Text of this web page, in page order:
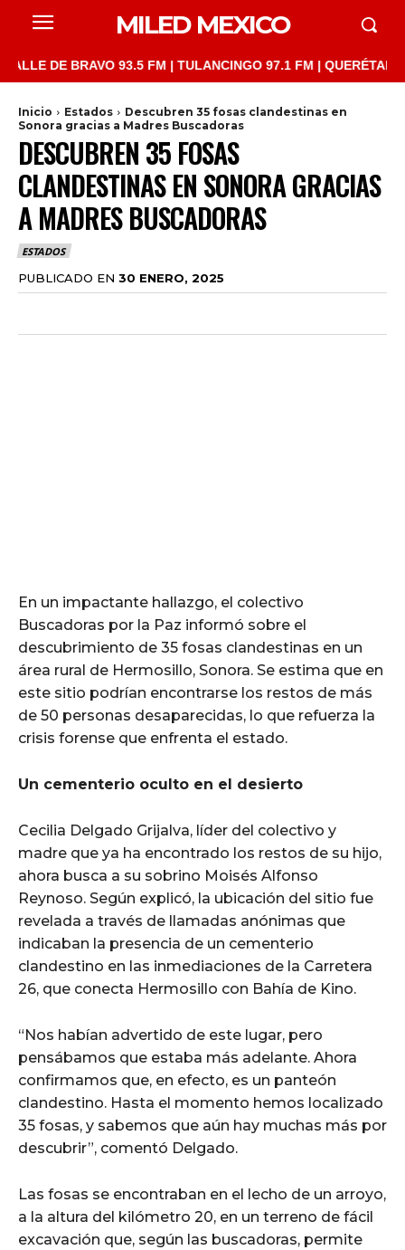
MILED MEXICO
DE BRAVO 93.5 FM | TULANCINGO 97.1 FM | QUERÉTARO
Inicio Estados
Descubren 35 fosas clandestinas en
Sonora gracias a Madres Buscadoras
DESCUBREN 35 FOSAS
CLANDESTINAS EN SONORA GRACIAS
A MADRES BUSCADORAS
ESTADOS
PUBLICADO EN 30 ENERO, 2025
En un impactante hallazgo, el colectivo
Buscadoras por la Paz informó sobre el
descubrimiento de 35 fosas clandestinas en un
área rural de Hermosillo, Sonora. Se estima que en
este sitio podrían encontrarse los restos de más
de 50 personas desaparecidas, lo que refuerza la
crisis forense que enfrenta el estado.
Un cementerio oculto en el desierto
Cecilia Delgado Grijalva, líder del colectivo y
madre que ya ha encontrado los restos de su hijo,
ahora busca a su sobrino Moisés Alfonso
Reynoso. Según explicó, la ubicación del sitio fue
revelada a través de llamadas anónimas que
indicaban la presencia de un cementerio
clandestino en las inmediaciones de la Carretera
26, que conecta Hermosillo con Bahía de Kino.
“Nos habían advertido de este lugar, pero
pensábamos que estaba más adelante. Ahora
confirmamos que, en efecto, es un panteón
clandestino. Hasta el momento hemos localizado
35 fosas, y sabemos que aún hay muchas más por
descubrir”, comentó Delgado.
Las fosas se encontraban en el lecho de un arroyo,
a la altura del kilómetro 20, en un terreno de fácil
excavación que, según las buscadoras, permite